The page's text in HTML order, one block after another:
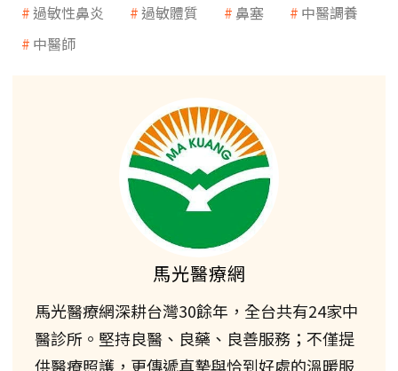
過敏性鼻炎 過敏體質 鼻塞
中醫調養
中醫師
馬光醫療網
馬光醫療網深耕台灣30餘年，全台共有24家中
醫診所。堅持良醫、良藥、良善服務；不僅提
供醫療照護，更傳遞真摯與恰到好處的溫暖服